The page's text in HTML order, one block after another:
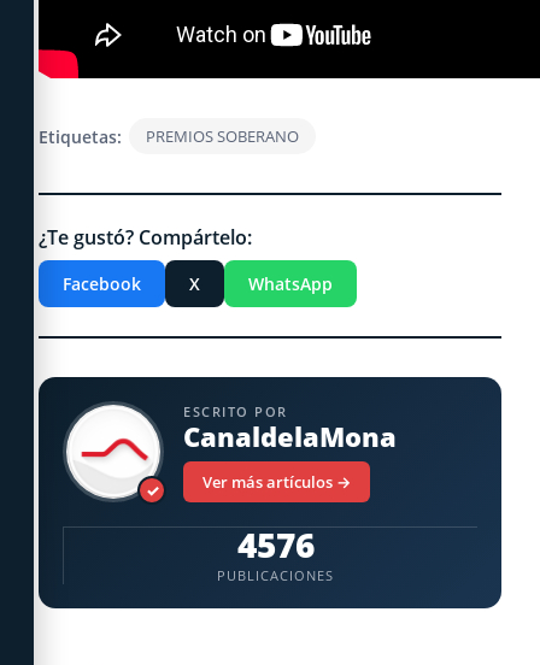
Etiquetas: PREMIOS SOBERANO
¿Te gustó? Compártelo:
Facebook X WhatsApp
✓
ESCRITO POR
CanaldelaMona
Ver más artículos →
4576
PUBLICACIONES